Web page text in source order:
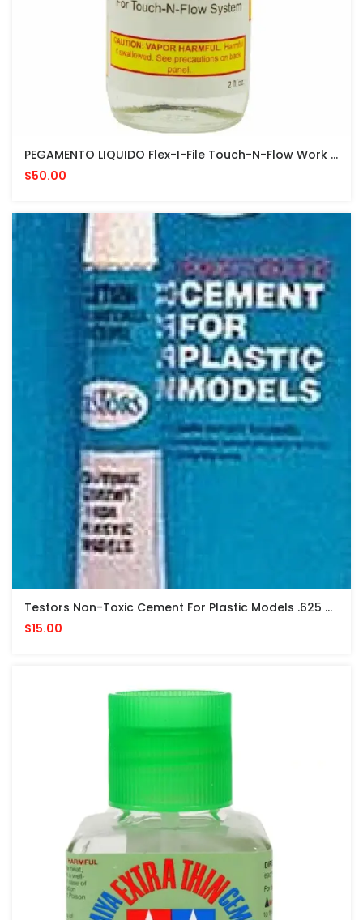
PEGAMENTO LIQUIDO Flex-I-File Touch-N-Flow Work Base And Plast-I-Weld Liquid Cement 2oz
$50.00
Testors Non-Toxic Cement For Plastic Models .625 Oz PEGAMENTO NO TOXICO
$15.00